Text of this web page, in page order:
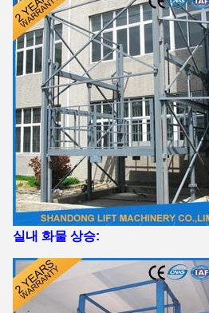
실내 화물 상승: